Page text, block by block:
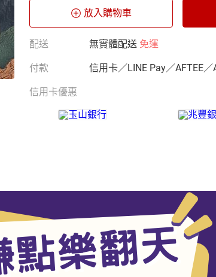
放入購物車
配送 無實體配送 免運
付款 信用卡／LINE Pay／AFTEE／
信用卡優惠